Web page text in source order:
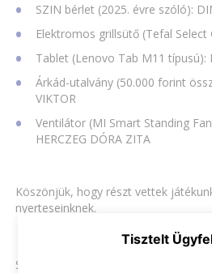
SZIN bérlet (2025. évre szóló):
Elektromos grillsütő (Tefal Select
Tablet (Lenovo Tab M11 típusú):
Árkád-utalvány (50.000 forint
VIKTOR
Ventilátor (MI Smart Standing
HERCZEG DÓRA ZITA
Köszönjük, hogy részt vettek
nyerteseinknek.
Szetáv Kft.
Tisztelt